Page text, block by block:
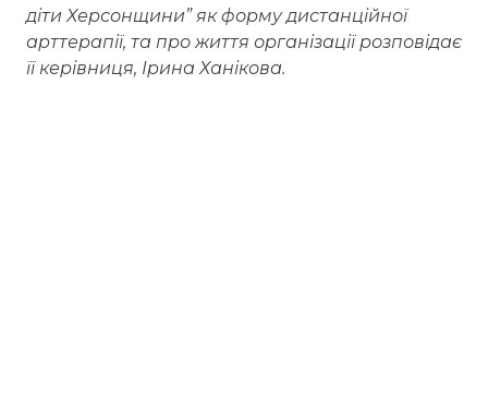
діти Херсонщини” як форму дистанційної
арттерапії, та про життя організації розповідає
її керівниця, Ірина Ханікова.